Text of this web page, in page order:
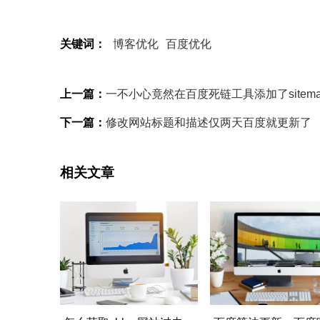
关键词： 博客优化 百度优化
上一篇： 一不小心竟然在百度死链工具添加了
下一篇： 修改网站标题和描述仅两天百度就更新了
相关文章